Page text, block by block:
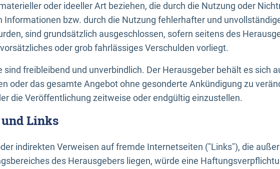
oder ideeller Art beziehen, die durch die Nutzung oder
Informationen bzw. durch die Nutzung fehlerhafter und
sind grundsätzlich ausgeschlossen, sofern seitens des
oder grob fahrlässiges Verschulden vorliegt.
sind freibleibend und unverbindlich. Der Herausgeber behält es sich
oder das gesamte Angebot ohne gesonderte Ankündigung zu
die Veröffentlichung zeitweise oder endgültig einzustellen.
Links
indirekten Verweisen auf fremde Internetseiten ("Links"), die
des Herausgebers liegen, würde eine